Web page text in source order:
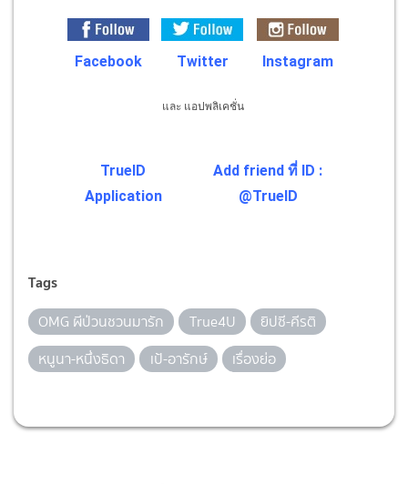
Facebook Twitter Instagram
และ แอปพลิเคชั่น
TrueID
Application
Add friend ที่ ID :
@TrueID
Tags
OMG ผีป่วนชวนมารัก True4U
ยิปซี-คีรติ
หนูนา-หนึ่งธิดา
เป้-อารักษ์ เรื่องย่อ